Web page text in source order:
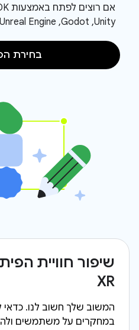
Unity,‏ Godot,‏ Unreal Engine,‏ OpenXR או WebXR.
בחירת
XR
המשוב שלך חשוב לנו.
במחקרים על משתמשים